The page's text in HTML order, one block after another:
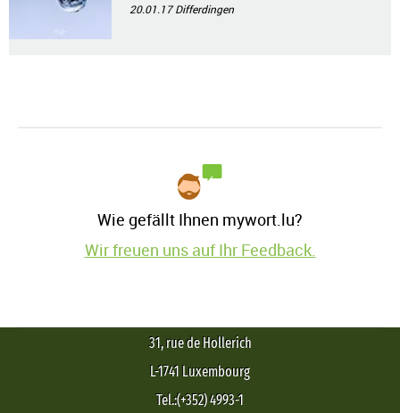
20.01.17Differdingen
Wie gefällt Ihnen mywort.lu?
Wir freuen uns auf Ihr Feedback.
31, rue de Hollerich
L-1741 Luxembourg
Tel.:(+352) 4993-1